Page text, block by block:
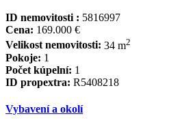
ID nemovitosti : 5816997
Cena: 169.000 €
Velikost nemovitosti: 34 m2
Pokoje: 1
Počet kúpelní: 1
ID propextra: R5408218
Vybavení a okolí